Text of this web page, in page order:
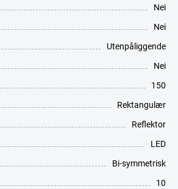
Nei
Nei
Utenpåliggende
Nei
150
Rektangulær
Reflektor
LED
Bi-symmetrisk
10